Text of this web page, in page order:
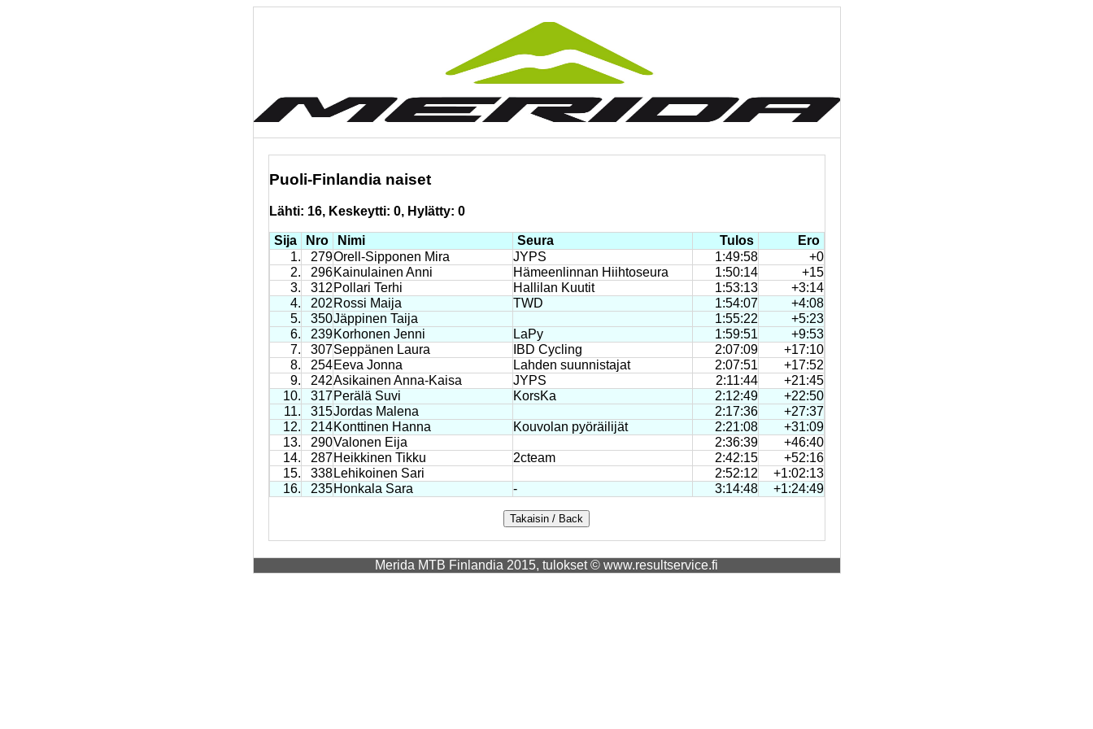
Puoli-Finlandia naiset
Lähti: 16, Keskeytti: 0, Hylätty: 0
Sija Nro Nimi Seura Tulos
Ero
1.
279Orell-Sipponen Mira JYPS 1:49:58
+0
2.
296 Kainulainen Anni Hämeenlinnan Hiihtoseura 1:50:14
+15
3.
312 Pollari Terhi Hallilan Kuutit 1:53:13
+3:14
4.
202 Rossi Maija TWD 1:54:07
+4:08
5.
350Jäppinen Taija 1:55:22
+5:23
6.
239 Korhonen Jenni LaPy 1:59:51
+9:53
7.
307Seppänen Laura IBD Cycling 2:07:09
+17:10
8.
254 Eeva Jonna Lahden suunnistajat 2:07:51
+17:52
9.
242Asikainen Anna-Kaisa JYPS 2:11:44
+21:45
10.
317 Perälä Suvi KorsKa 2:12:49
+22:50
11.
315Jordas Malena 2:17:36
+27:37
12.
214 Konttinen Hanna Kouvolan pyöräilijät 2:21:08
+31:09
13.
290Valonen Eija 2:36:39
+46:40
14.
287 Heikkinen Tikku 2cteam 2:42:15
+52:16
15.
338 Lehikoinen Sari 2:52:12
+1:02:13
16.
235 Honkala Sara - 3:14:48 +1:24:49
Merida MTB Finlandia 2015, tulokset © www.resultservice.fi